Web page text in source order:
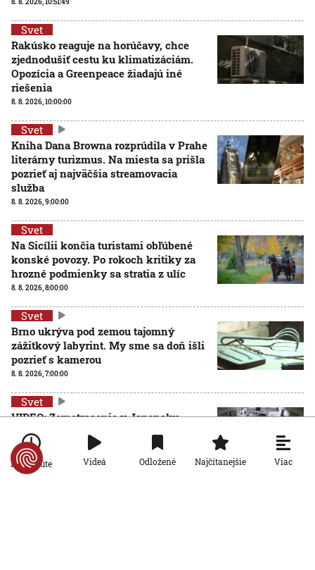
Svet
Rakúsko reaguje na horúčavy, chce
zjednodušiť cestu ku klimatizáciám.
Opozícia a Greenpeace žiadajú iné
riešenia
8. 8. 2026, 10:00:00
Svet
Kniha Dana Browna rozprúdila v Prahe
literárny turizmus. Na miesta sa prišla
pozrieť aj najväčšia streamovacia
služba
8. 8. 2026, 9:00:00
Svet
Na Sicílii končia turistami obľúbené
konské povozy. Po rokoch kritiky za
hrozné podmienky sa stratia z ulíc
8. 8. 2026, 8:00:00
Svet
Brno ukrýva pod zemou tajomný
zážitkový labyrint. My sme sa doň išli
pozrieť s kamerou
8. 8. 2026, 7:00:00
Svet
VIDEO: Zemetrasenie v Japonsku
zastihlo lekárov uprostred operácie,
pacienta chránili vlastnými telami
7. 8. 2026, 15:01:59
Po minúte Videá Odložené Najčítanejšie Viac